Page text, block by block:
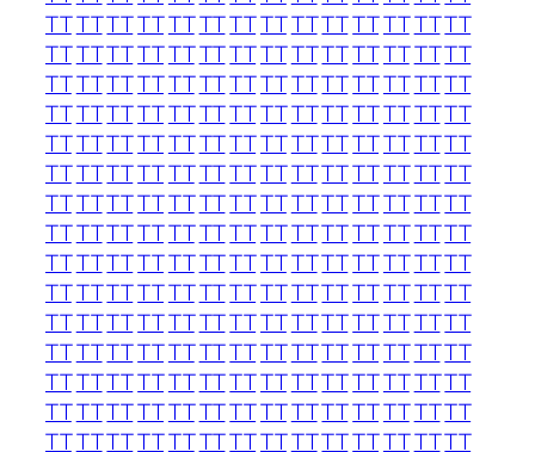
TTTTTTTTTTTTTTTTTTTTTTTTTTTT
TTTTTTTTTTTTTTTTTTTTTTTTTTTT
TTTTTTTTTTTTTTTTTTTTTTTTTTTT
TTTTTTTTTTTTTTTTTTTTTTTTTTTT
TTTTTTTTTTTTTTTTTTTTTTTTTTTT
TTTTTTTTTTTTTTTTTTTTTTTTTTTT
TTTTTTTTTTTTTTTTTTTTTTTTTTTT
TTTTTTTTTTTTTTTTTTTTTTTTTTTT
TTTTTTTTTTTTTTTTTTTTTTTTTTTT
TTTTTTTTTTTTTTTTTTTTTTTTTTTT
TTTTTTTTTTTTTTTTTTTTTTTTTTTT
TTTTTTTTTTTTTTTTTTTTTTTTTTTT
TTTTTTTTTTTTTTTTTTTTTTTTTTTT
TTTTTTTTTTTTTTTTTTTTTTTTTTTT
TTTTTTTTTTTTTTTTTTTTTTTTTTTT